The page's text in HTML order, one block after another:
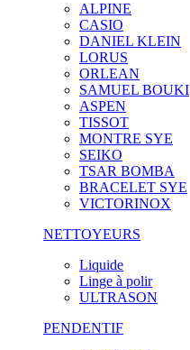
ALPINE
CASIO
DANIEL KLEIN
LORUS
ORLEAN
SAMUEL BOUKI
ASPEN
TISSOT
MONTRE SYE
SEIKO
TSAR BOMBA
BRACELET SYE
VICTORINOX
NETTOYEURS
Liquide
Linge à polir
ULTRASON
PENDENTIF